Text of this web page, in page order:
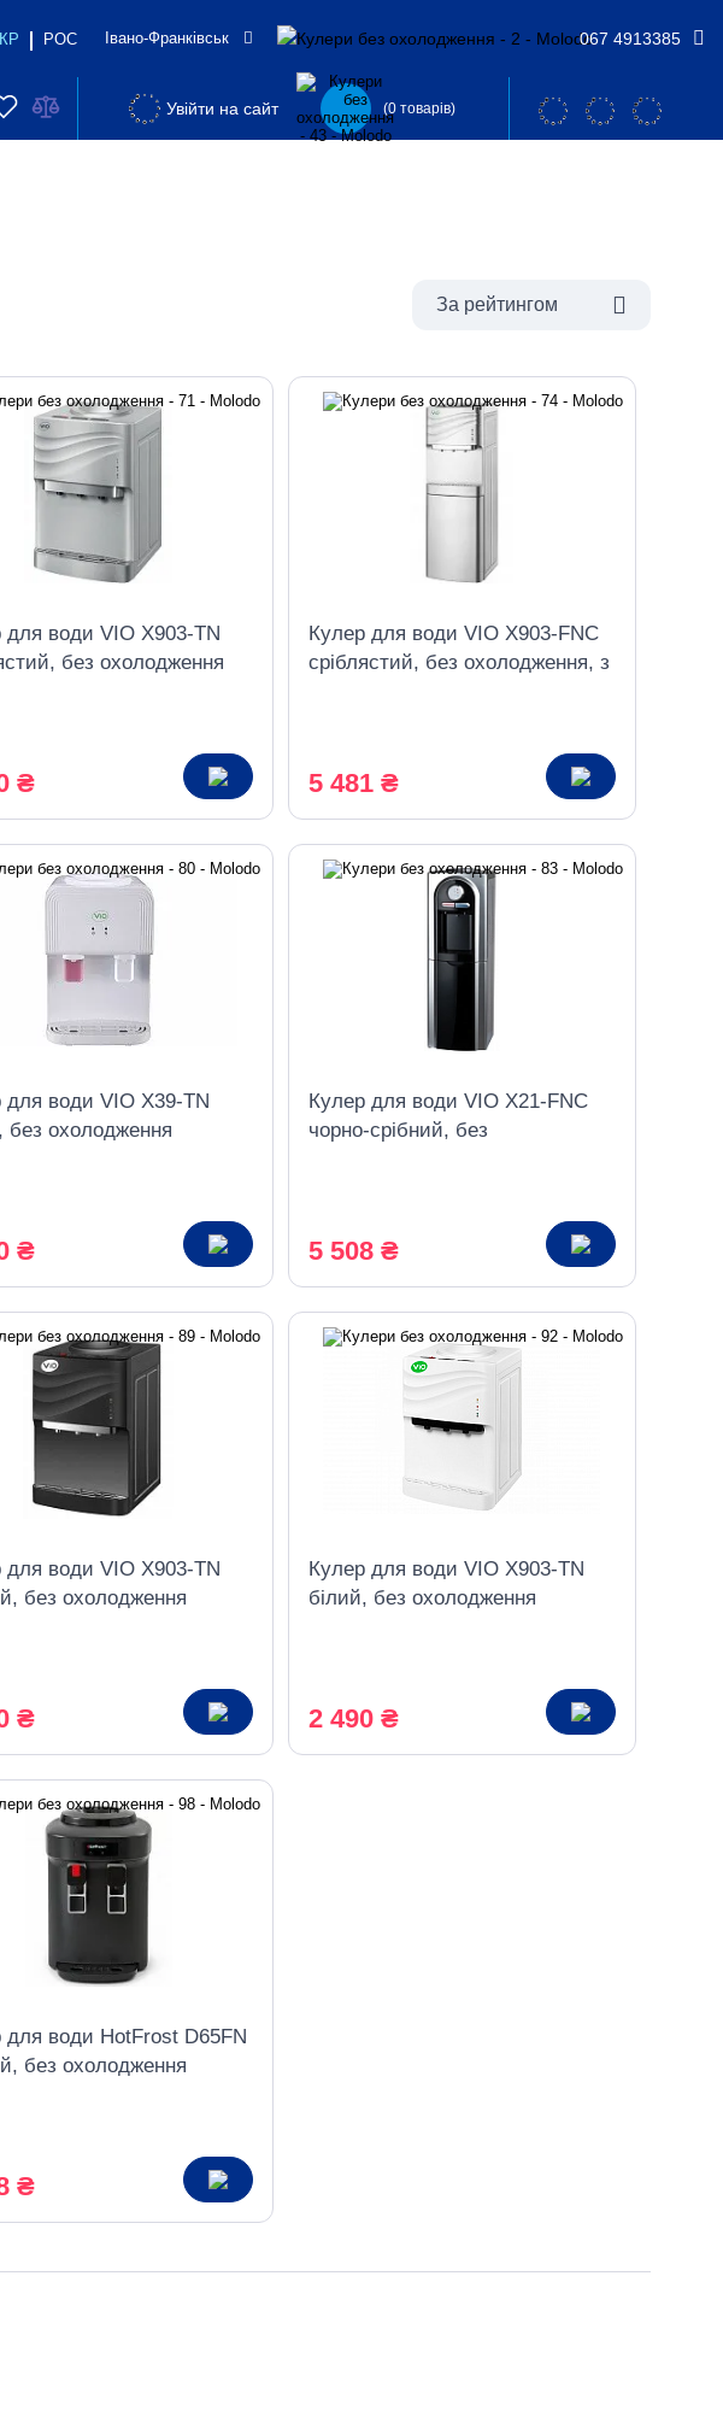
РОС Івано-Франківськ 067 4913385
Увійти на сайт (0 товарів)
За рейтингом
для води VIO X903-TN
без охолодження
₴
Кулер для води VIO X903-FNC
сріблястий, без охолодження, з
5 481 ₴
для води VIO X39-TN
без охолодження
₴
Кулер для води VIO Х21-FNC
чорно-срібний, без
5 508 ₴
для води VIO X903-TN
без охолодження
₴
Кулер для води VIO X903-TN
білий, без охолодження
2 490 ₴
для води HotFrost D65FN
без охолодження
₴